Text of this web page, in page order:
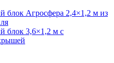
блок Агросфера 2,4×1,2 м из
блок 3,6×1,2 м с